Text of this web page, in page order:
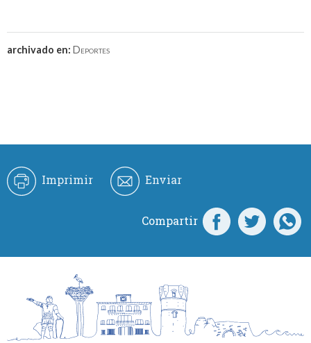
archivado en: Deportes
Imprimir Enviar
Compartir